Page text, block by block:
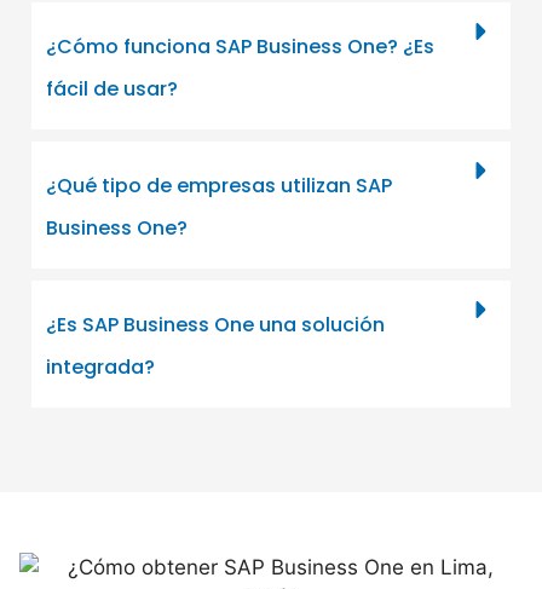
¿Cómo funciona SAP Business One? ¿Es
fácil de usar?
¿Qué tipo de empresas utilizan SAP
Business One?
¿Es SAP Business One una solución
integrada?